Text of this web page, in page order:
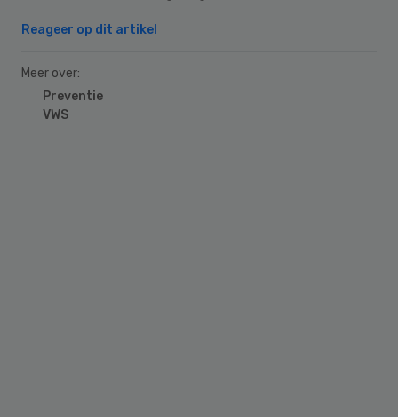
Reageer op dit artikel
Meer over:
Preventie
VWS